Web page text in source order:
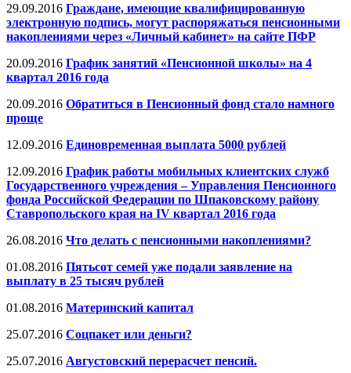
29.09.2016 Граждане, имеющие квалифицированную
электронную подпись, могут распоряжаться пенсионными
накоплениями через «Личный кабинет» на сайте ПФР
20.09.2016 График занятий «Пенсионной школы» на 4
квартал 2016 года
20.09.2016 Обратиться в Пенсионный фонд стало намного
проще
12.09.2016 Единовременная выплата 5000 рублей
12.09.2016 График работы мобильных клиентских служб
Государственного учреждения – Управления Пенсионного
фонда Российской Федерации по Шпаковскому району
Ставропольского края на IV квартал 2016 года
26.08.2016 Что делать с пенсионными накоплениями?
01.08.2016 Пятьсот семей уже подали заявление на
выплату в 25 тысяч рублей
01.08.2016 Материнский капитал
25.07.2016 Соцпакет или деньги?
25.07.2016 Августовский перерасчет пенсий.